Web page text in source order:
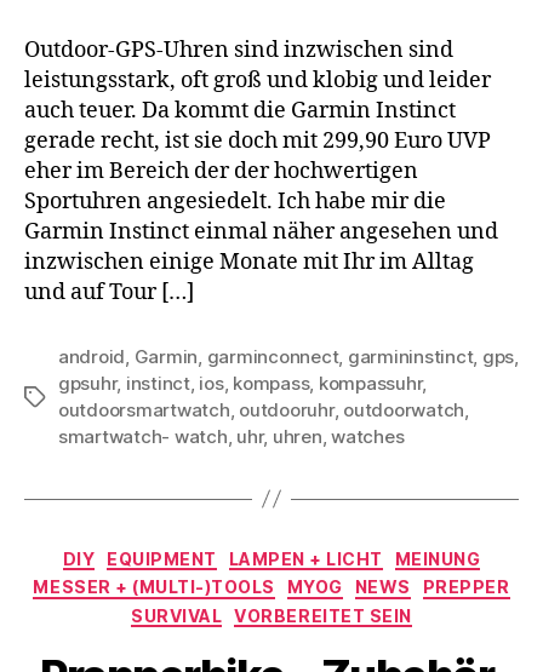
Outdoor-GPS-Uhren sind inzwischen sind
leistungsstark, oft groß und klobig und leider
auch teuer. Da kommt die Garmin Instinct
gerade recht, ist sie doch mit 299,90 Euro UVP
eher im Bereich der der hochwertigen
Sportuhren angesiedelt. Ich habe mir die
Garmin Instinct einmal näher angesehen und
inzwischen einige Monate mit Ihr im Alltag
und auf Tour […]
Schlagwörter
android, Garmin, garminconnect, garmininstinct, gps,
gpsuhr, instinct, ios, kompass, kompassuhr,
outdoorsmartwatch, outdooruhr, outdoorwatch,
smartwatch- watch, uhr, uhren,watches
Kategorien
DIY EQUIPMENT LAMPEN + LICHT
MEINUNG
MESSER + (MULTI-)TOOLS
MYOG NEWS
PREPPER
SURVIVAL
VORBEREITET SEIN